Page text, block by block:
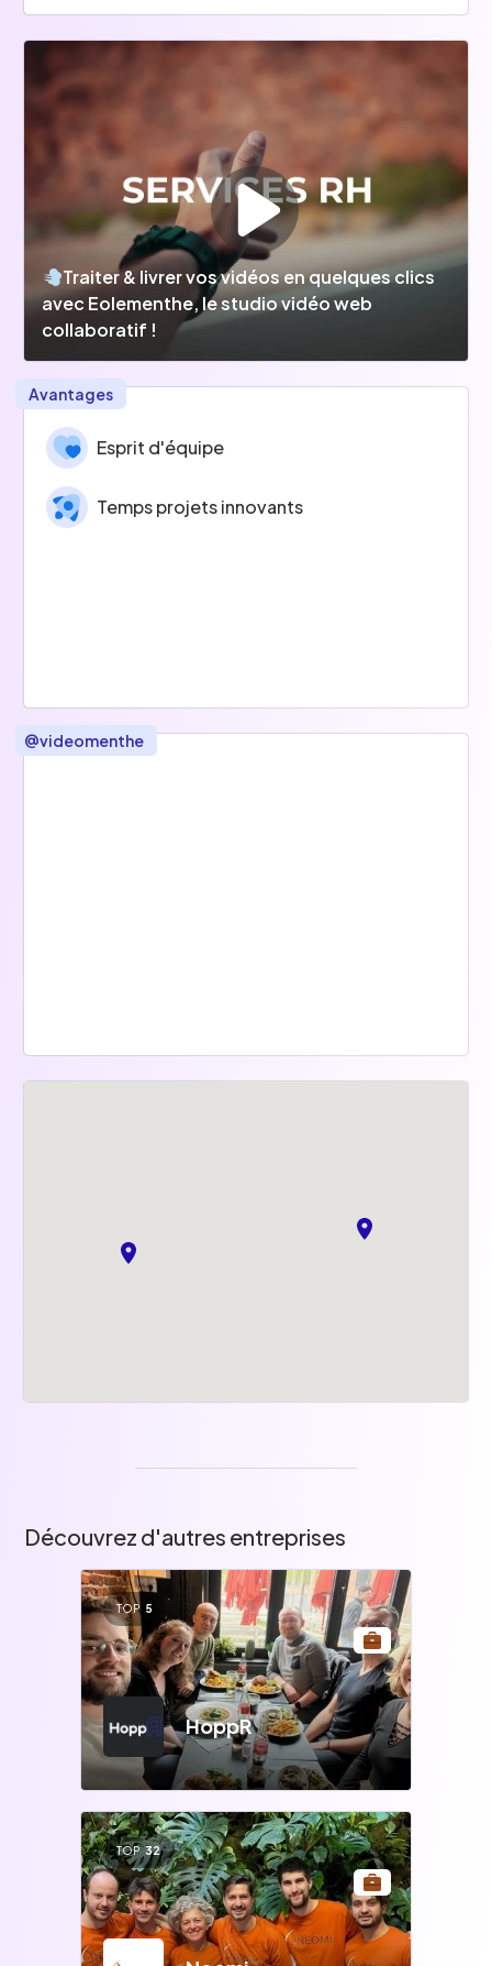
Traiter & livrer vos vidéos en quelques clics
avec Eolementhe, le studio vidéo web
collaboratif !
Avantages
Esprit d'équipe
Temps projets innovants
@videomenthe
Découvrez d'autres entreprises
TOP 5
HoppR
TOP 32